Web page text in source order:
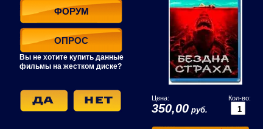
ФОРУМ
ОПРОС
Вы не хотите купить данные
фильмы на жестком диске?
Цена:
350,00 руб.
Кол-во: